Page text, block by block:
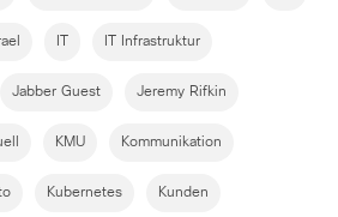
IT Infrastruktur
Jabber Guest Jeremy Rifkin
KMU Kommunikation
Kubernetes Kunden